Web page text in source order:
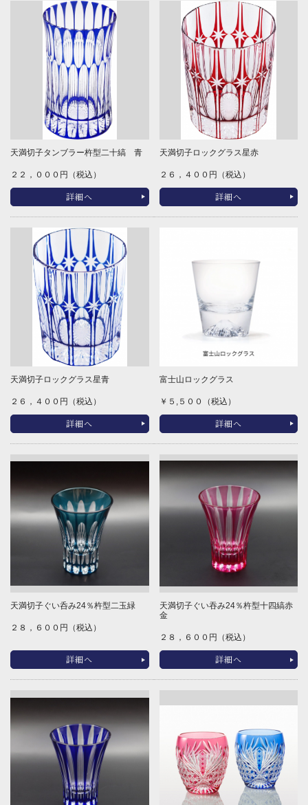
天満切子タンブラー杵型二十縞 青
２２，０００円（税込）
詳細へ
天満切子ロックグラス星赤
２６，４００円（税込）
詳細へ
天満切子ロックグラス星青
２６，４００円（税込）
詳細へ
富士山ロックグラス
￥５,５００（税込）
詳細へ
天満切子ぐい呑み24％杵型二玉緑
２８，６００円（税込）
詳細へ
天満切子ぐい吞み24％杵型十四縞赤
金
２８，６００円（税込）
詳細へ